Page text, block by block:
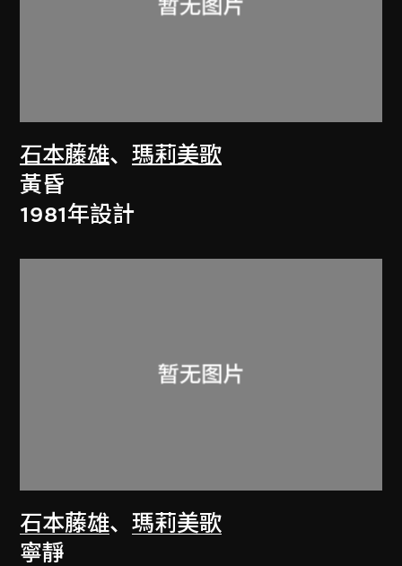
石本藤雄、瑪莉美歌
黃昏
1981年設計
石本藤雄、瑪莉美歌
寧靜